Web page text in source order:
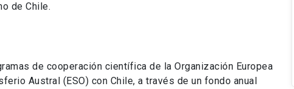
de Chile.
de cooperación científica de la Organización Europea
Austral (ESO) con Chile, a través de un fondo anual